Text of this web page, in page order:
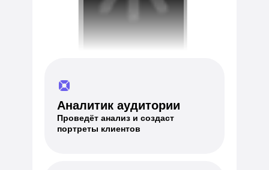
Аналитик аудитории
Проведёт анализ и создаст
портреты клиентов